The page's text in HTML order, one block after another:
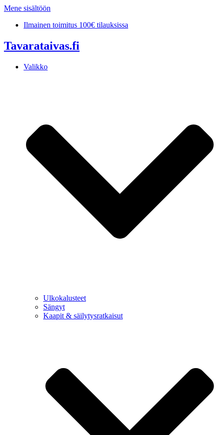
Mene sisältöön
Ilmainen toimitus 100€ tilauksissa
Tavarataivas.fi
Valikko
Ulkokalusteet
Sängyt
Kaapit & säilytysratkaisut